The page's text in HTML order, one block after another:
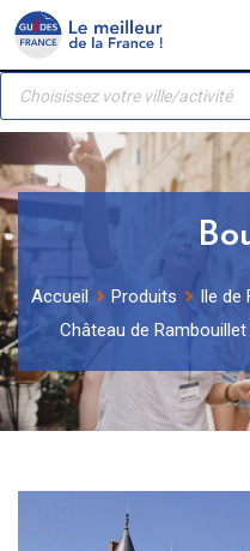
Panneau de gestion des
Skip
content
Recherche
produits
Accueil Produits Ile de
Château de